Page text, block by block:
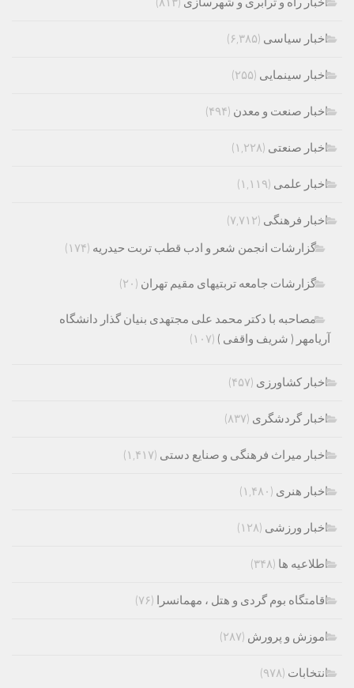
اخبار سیاسی (۶,۳۸۵)
اخبار سینمایی (۲۵۵)
اخبار صنعت و معدن (۴۹۴)
اخبار صنعتی (۱,۲۲۸)
اخبار علمی (۱,۱۱۹)
اخبار فرهنگی (۷,۷۱۲)
گزارشات انجمن شعر و ادب قطب تربت حیدریه (۱۷۴)
گزارشات جامعه تربتیهای مقیم تهران (۲۰)
مصاحبه با دکتر محمد علی مجتهدی بنیان گذار دانشگاه
آریامهر ( شریف واقفی ) (۱۰۷)
اخبار کشاورزی (۴۵۷)
اخبار گردشگری (۸۳۷)
اخبار میراث فرهنگی و صنایع دستی (۱,۴۱۷)
اخبار هنری (۱,۴۸۰)
اخبار ورزشی (۱۲۸)
اطلاعیه ها (۳۴۸)
اقامتگاه بوم گردی و هتل ، مهمانسرا (۷۶)
اموزش و پرورش (۲۸۷)
انتخابات (۹۷۸)